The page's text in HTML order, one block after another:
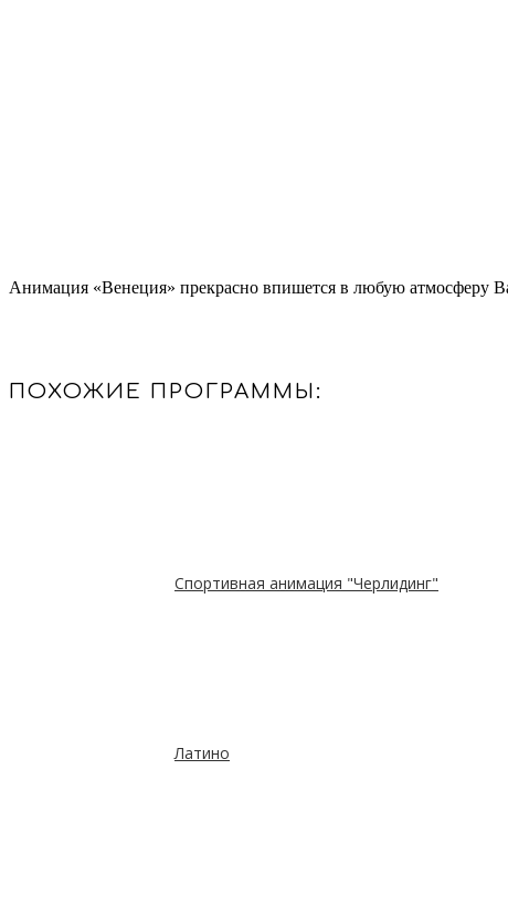
Анимация «Венеция» прекрасно впишется в любую атмосферу
ПОХОЖИЕ ПРОГРАММЫ:
Спортивная анимация "Черлидинг"
Латино